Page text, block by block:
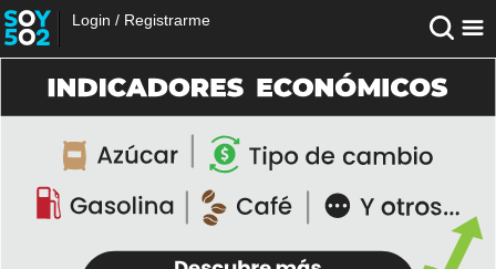
Login / Registrarme